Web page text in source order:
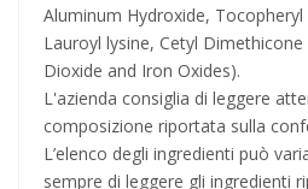
Aluminum Hydroxide,
Lauroyl lysine, Cetyl
Dioxide and Iron Oxides).
L'azienda consiglia di leggere
composizione riportata sulla
L’elenco degli ingredienti può
sempre di leggere gli ingredienti